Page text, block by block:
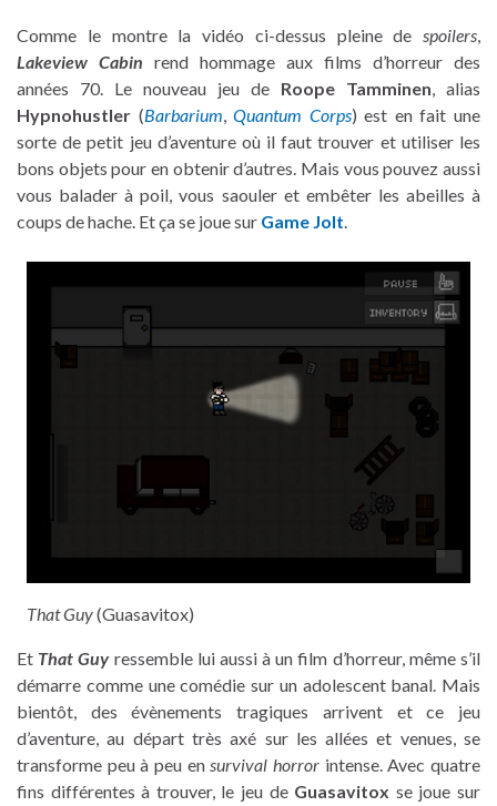
Comme le montre la vidéo ci-dessus pleine de spoilers,
Lakeview Cabin rend hommage aux films d’horreur des
années 70. Le nouveau jeu de Roope Tamminen, alias
Hypnohustler (Barbarium,Quantum Corps) est en fait une
sorte de petit jeu d’aventure où il faut trouver et utiliser les
bons objets pour en obtenir d’autres. Mais vous pouvez aussi
vous balader à poil, vous saouler et embêter les abeilles à
coups de hache. Et ça se joue sur Game Jolt.
That Guy(Guasavitox)
Et That Guy ressemble lui aussi à un film d’horreur, même s’il
démarre comme une comédie sur un adolescent banal. Mais
bientôt, des évènements tragiques arrivent et ce jeu
d’aventure, au départ très axé sur les allées et venues, se
transforme peu à peu ensurvival horror intense. Avec quatre
fins différentes à trouver, le jeu de Guasavitox se joue sur